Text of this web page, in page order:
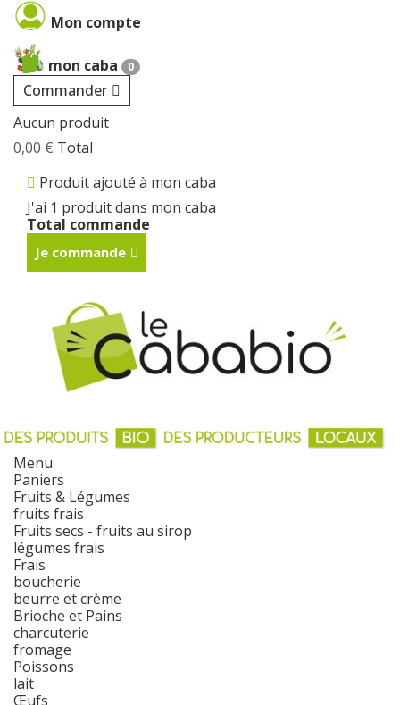
Mon compte
mon caba 0
Commander
Aucun produit
0,00 € Total
Produit ajouté à mon caba
J'ai 1 produit dans mon caba
Total commande
Je commande
Menu
Paniers
Fruits & Légumes
fruits frais
Fruits secs - fruits au sirop
légumes frais
Frais
boucherie
beurre et crème
Brioche et Pains
charcuterie
fromage
Poissons
lait
Œufs
Cookies management panel